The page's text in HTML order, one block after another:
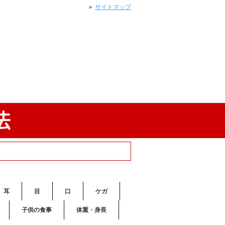
耳 目 口 ケガ
子供の食事 体重・身長
サイトマップ